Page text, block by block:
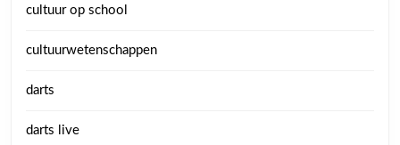
cultuur op school
cultuurwetenschappen
darts
darts live